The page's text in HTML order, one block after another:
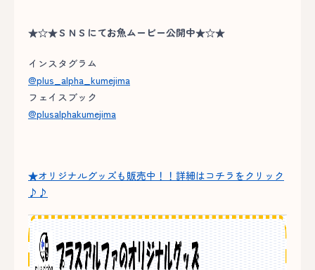
★☆★ＳＮＳにてお魚ムービー公開中★☆★
インスタグラム
@plus_alpha_kumejima
フェイスブック
@plusalphakumejima
★オリジナルグッズも販売中！！詳細はコチラをクリック
♪♪